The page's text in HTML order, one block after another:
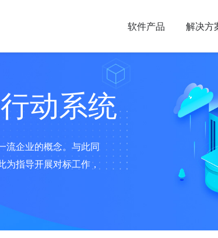
软件产品 解决方
动系统
流企业的概念。与此同
为指导开展对标工作，